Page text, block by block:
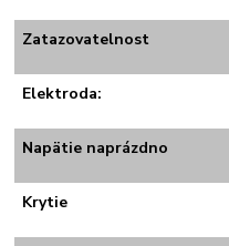
Zatazovatelnost
Elektroda:
Napätie naprázdno
Krytie